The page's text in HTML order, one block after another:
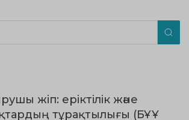
жіп: еріктілік және
тұрақтылығы (БҰҰ